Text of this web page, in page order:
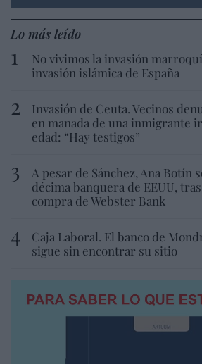
Lo más leído
No vivimos la invasión
invasión islámica de España
Invasión de Ceuta. Vecinos
en manada de una inmigrante
edad: “Hay testigos”
A pesar de Sánchez, Ana Botín
décima banquera de EEUU,
compra de Webster Bank
Caja Laboral. El banco de
sigue sin encontrar su sitio